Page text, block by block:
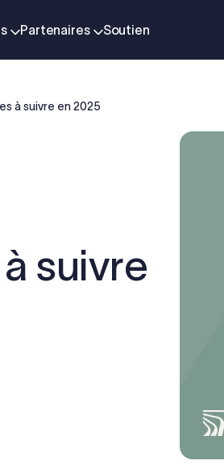
Partenaires Soutien
à suivre en 2025
suivre